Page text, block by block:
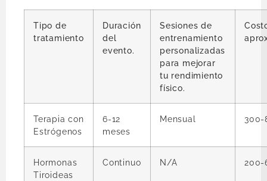
Tipo de
tratamiento
Duración
del
evento.
Sesiones de
entrenamiento
personalizadas
para mejorar
tu rendimiento
físico.
Terapia con
Estrógenos
6-12
meses
Mensual
Hormonas
Tiroideas
Continuo N/A